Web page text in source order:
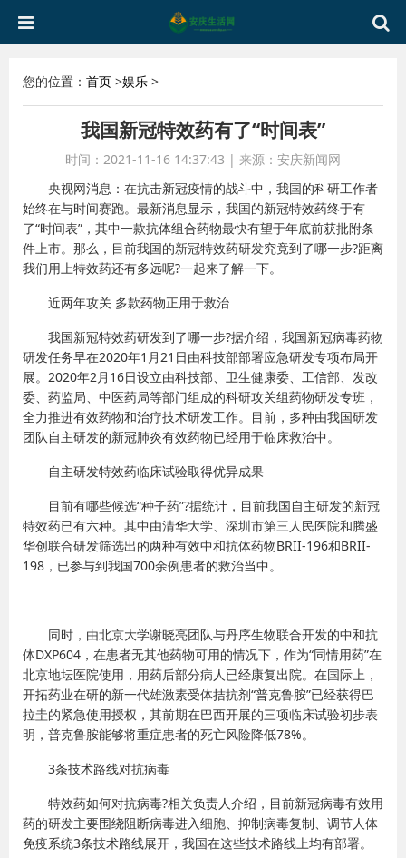
您的位置： 首页 >娱乐 >
我国新冠特效药有了“时间表”
时间：2021-11-16 14:37:43 | 来源：安庆新闻网
央视网消息：在抗击新冠疫情的战斗中，我国的科研工作者
始终在与时间赛跑。最新消息显示，我国的新冠特效药终于有
了“时间表”，其中一款抗体组合药物最快有望于年底前获批附条
件上市。那么，目前我国的新冠特效药研发究竟到了哪一步?距离
我们用上特效药还有多远呢?一起来了解一下。
近两年攻关 多款药物正用于救治
我国新冠特效药研发到了哪一步?据介绍，我国新冠病毒药物
研发任务早在2020年1月21日由科技部部署应急研发专项布局开
展。2020年2月16日设立由科技部、卫生健康委、工信部、发改
委、药监局、中医药局等部门组成的科研攻关组药物研发专班，
全力推进有效药物和治疗技术研发工作。目前，多种由我国研发
团队自主研发的新冠肺炎有效药物已经用于临床救治中。
自主研发特效药临床试验取得优异成果
目前有哪些候选“种子药”?据统计，目前我国自主研发的新冠
特效药已有六种。其中由清华大学、深圳市第三人民医院和腾盛
华创联合研发筛选出的两种有效中和抗体药物BRII-196和BRII-
198，已参与到我国700余例患者的救治当中。
同时，由北京大学谢晓亮团队与丹序生物联合开发的中和抗
体DXP604，在患者无其他药物可用的情况下，作为“同情用药”在
北京地坛医院使用，用药后部分病人已经康复出院。在国际上，
开拓药业在研的新一代雄激素受体拮抗剂“普克鲁胺”已经获得巴
拉圭的紧急使用授权，其前期在巴西开展的三项临床试验初步表
明，普克鲁胺能够将重症患者的死亡风险降低78%。
3条技术路线对抗病毒
特效药如何对抗病毒?相关负责人介绍，目前新冠病毒有效用
药的研发主要围绕阻断病毒进入细胞、抑制病毒复制、调节人体
免疫系统3条技术路线展开，我国在这些技术路线上均有部署。